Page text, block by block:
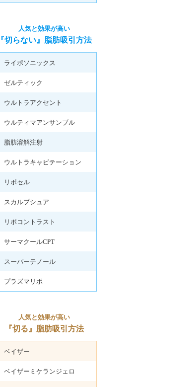
人気と効果が高い
『切らない』脂肪吸引方法
ライポソニックス
ゼルティック
ウルトラアクセント
ウルティマアンサンブル
脂肪溶解注射
ウルトラキャビテーション
リポセル
スカルプシュア
リポコントラスト
サーマクールCPT
スーパーテノール
プラズマリポ
人気と効果が高い
『切る』脂肪吸引方法
ベイザー
ベイザーミケランジェロ